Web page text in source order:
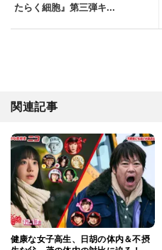
たらく細胞』第三弾キ...
関連記事
健康な女子高生、日胡の体内＆不摂